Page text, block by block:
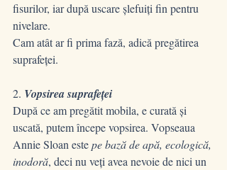
fisurilor, iar după uscare șlefuiți fin pentru
nivelare.
Cam atât ar fi prima fază, adică pregătirea
suprafeței.
2. Vopsirea suprafeței
După ce am pregătit mobila, e curată și
uscată, putem începe vopsirea. Vopseaua
Annie Sloan este pe bază de apă, ecologică,
inodoră, deci nu veți avea nevoie de nici un